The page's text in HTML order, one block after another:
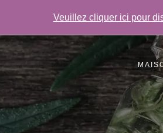
Veuillez cliquer ici pour